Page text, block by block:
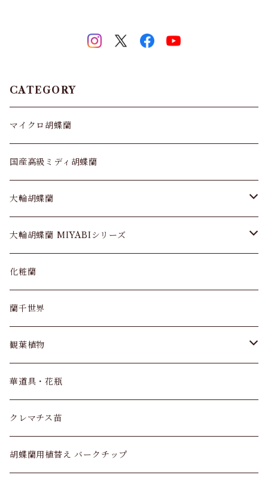
CATEGORY
マイクロ胡蝶蘭
国産高級ミディ胡蝶蘭
大輪胡蝶蘭
大輪胡蝶蘭 3本立
大輪胡蝶蘭 5本立
大輪胡蝶蘭 7本立
大輪胡蝶蘭 10本立
大輪胡蝶蘭 MIYABIシリーズ
MIYABIシリーズ 3本立
MIYABIシリーズ 5本立
化粧蘭
蘭千世界
観葉植物
パキラ
ユッカ
モンキーツリー
華道具・花瓶
クレマチス苗
胡蝶蘭用植替え バークチップ